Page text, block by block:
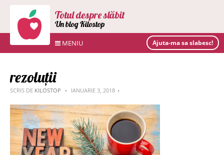
Totul despre slăbit
Un blog Kilostop
MENIU Ajuta-ma sa slabesc!
rezoluții
SCRIS DE KILOSTOP IANUARIE 3, 2018